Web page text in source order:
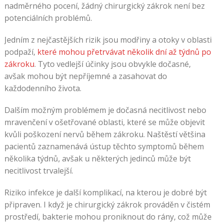
nadměrného pocení, žádný chirurgický zákrok není bez
potenciálních problémů.
Jedním z nejčastějších rizik jsou modřiny a otoky v oblasti
podpaží, které mohou přetrvávat několik dní až týdnů po
zákroku. Tyto vedlejší účinky jsou obvykle dočasné,
avšak mohou být nepříjemné a zasahovat do
každodenního života.
Dalším možným problémem je dočasná necitlivost nebo
mravenčení v ošetřované oblasti, které se může objevit
kvůli poškození nervů během zákroku. Naštěstí většina
pacientů zaznamenává ústup těchto symptomů během
několika týdnů, avšak u některých jedinců může být
necitlivost trvalejší.
Riziko infekce je další komplikací, na kterou je dobré být
připraven. I když je chirurgický zákrok prováděn v čistém
prostředí, bakterie mohou proniknout do rány, což může